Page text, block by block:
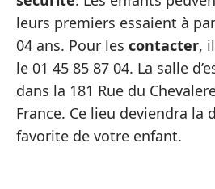
leurs premiers essaient à
04 ans. Pour les contacter,
le 01 45 85 87 04. La salle
dans la 181 Rue du
France. Ce lieu deviendra la
favorite de votre enfant.